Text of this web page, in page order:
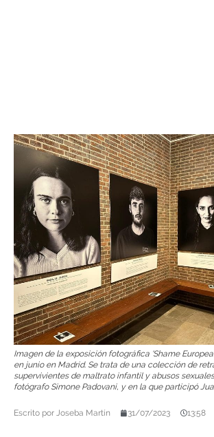
Imagen de la exposición fotográfica 'Shame
en junio en Madrid. Se trata de una colección de
supervivientes de maltrato infantil y abusos
fotógrafo Simone Padovani, y en la que participó
Escrito por Joseba Martín 31/07/2023 13:58